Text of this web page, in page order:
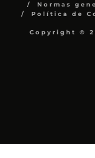
Normas
Política de
Copyright ©